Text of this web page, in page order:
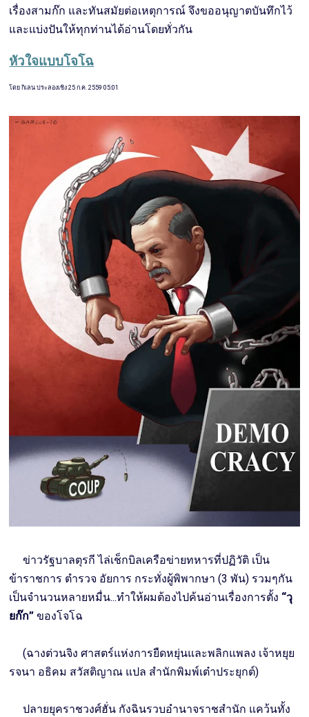
เรื่องสามก๊ก และทันสมัยต่อเหตุการณ์ จึงขออนุญาตบันทึกไว้
และแบ่งปันให้ทุกท่านได้อ่านโดยทั่วกัน
หัวใจแบบโจโฉ
โดย กิเลน ประลองเชิง 25 ก.ค. 2559 05:01
ข่าวรัฐบาลตุรกี ไล่เช็กบิลเครือข่ายทหารที่ปฏิวัติ เป็น
ข้าราชการ ตำรวจ อัยการ กระทั่งผู้พิพากษา (3 พัน) รวมๆกัน
เป็นจำนวนหลายหมื่น...ทำให้ผมต้องไปค้นอ่านเรื่องการตั้ง “วุ
ยก๊ก” ของโจโฉ
(ฉางต่วนจิง ศาสตร์แห่งการยืดหยุ่นและพลิกแพลง เจ้าหยุย
รจนา อธิคม สวัสติญาณ แปล สำนักพิมพ์เต๋าประยุกต์)
ปลายยุคราชวงศ์ฮั่น กังฉินรวบอำนาจราชสำนัก แคว้นทั้ง